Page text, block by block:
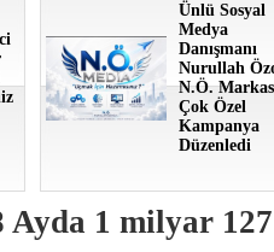
Ünlü Sosyal
Medya
Danışmanı
Nurullah
N.Ö.
Çok Özel
Kampanya
Düzenledi
1 milyar